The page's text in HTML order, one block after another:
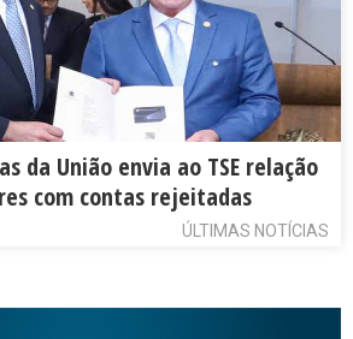
da União envia ao TSE relação
com contas rejeitadas
ÚLTIMAS NOTÍCIAS